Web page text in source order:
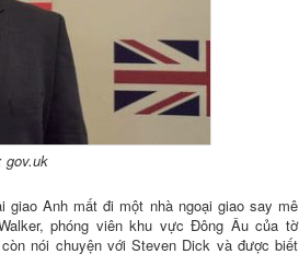
gov.uk
giao Anh mất đi một nhà ngoại giao say mê
phóng viên khu vực Đông Âu của tờ
nói chuyện với Steven Dick và được biết